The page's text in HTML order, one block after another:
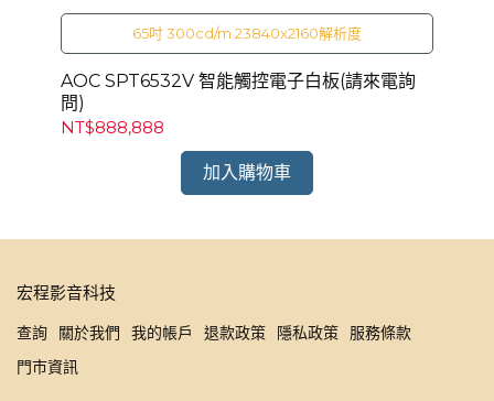
65吋 300cd/m 23840x2160解析度
AOC SPT6532V 智能觸控電子白板(請來電詢
問)
NT$888,888
加入購物車
宏程影音科技
查詢 關於我們 我的帳戶 退款政策 隱私政策
服務條款
門市資訊